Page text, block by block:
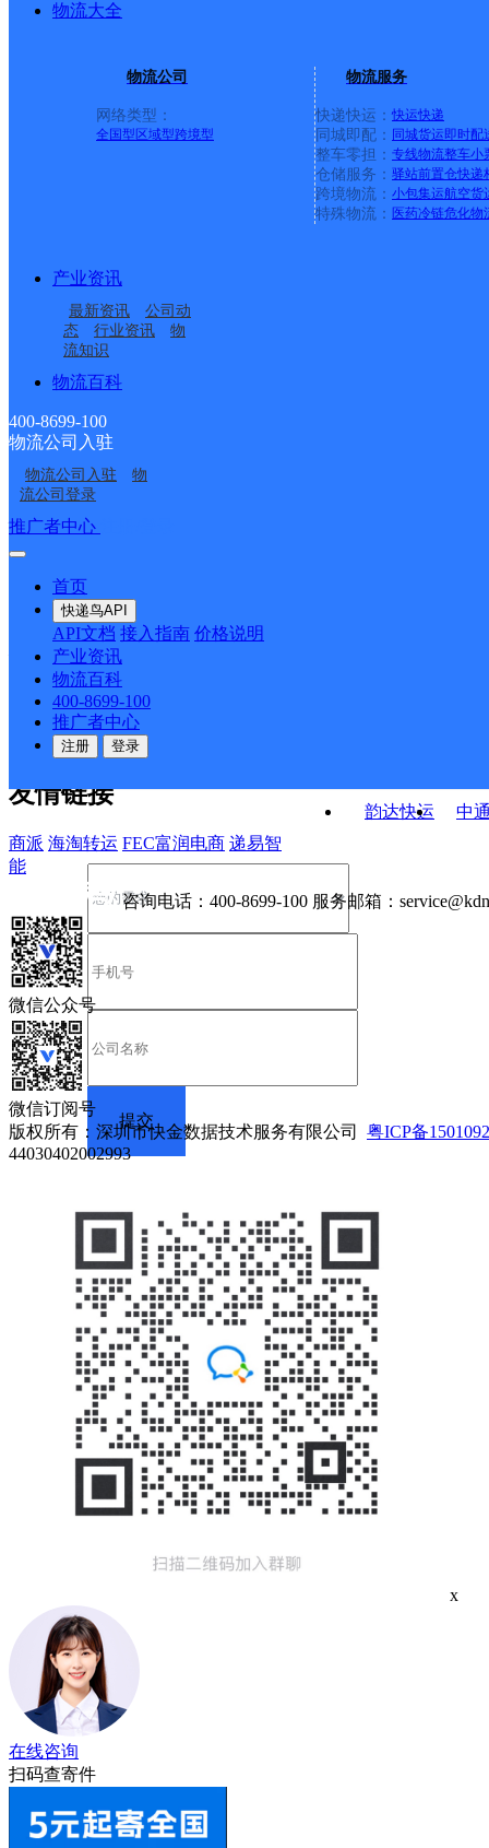
物流大全
物流公司
网络类型：
全国型 区域型跨境型
物流服务
快递快运： 快运快递
同城即配： 同城货运即时配
整车零担： 专线物流整车小
仓储服务： 驿站前置仓快递
跨境物流： 小包集运航空货
特殊物流： 医药冷链危化物
产业资讯
最新资讯
公司动
态
行业资讯
物
流知识
物流百科
400-8699-100
物流公司入驻
物流公司入驻
物
流公司登录
推广者中心
首页
快递鸟API
API文档 接入指南 价格说明
产业资讯
物流百科
400-8699-100
推广者中心
注册 登录
神池县龙泉镇合作点
ID4478
神池县龙泉镇合作点
ID6400
东湖邮政所
龙泉邮政支局
贺职邮政所
八角镇
韵达快运
中
接口API
API接口 DEMO下载
关于我们
公司介绍 企业动态
合作伙伴 快递鸟接口服务协议
户隐私政策
友情链接
商派 海淘转运 FEC富润电商 递易智
能
咨询电话： 400-8699-100 服务邮箱：
微信公众号
微信订阅号
版权所有：深圳市快金数据技术服务有限公司 粤ICP备
44030402002993
x
在线咨询
扫码查寄件